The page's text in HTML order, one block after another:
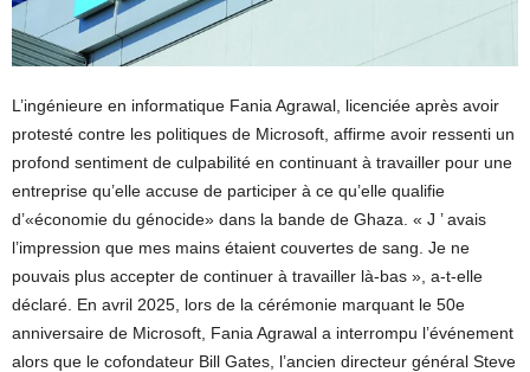
L’ingénieure en informatique Fania Agrawal, licenciée après avoir
protesté contre les politiques de Microsoft, affirme avoir ressenti un
profond sentiment de culpabilité en continuant à travailler pour une
entreprise qu’elle accuse de participer à ce qu’elle qualifie
d’«économie du génocide» dans la bande de Ghaza. « J ’ avais
l’impression que mes mains étaient couvertes de sang. Je ne
pouvais plus accepter de continuer à travailler là-bas », a-t-elle
déclaré. En avril 2025, lors de la cérémonie marquant le 50e
anniversaire de Microsoft, Fania Agrawal a interrompu l’événement
alors que le cofondateur Bill Gates, l’ancien directeur général Steve